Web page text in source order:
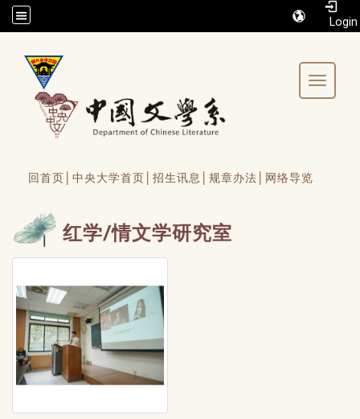
/accesskey"" title="Toolbar">:::
Toggle
回首页│ 中央大学首页│ 招生讯息│ 规章办法│ 网络导览
红学/情文学研究室